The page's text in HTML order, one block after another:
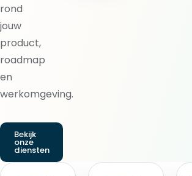
rond
jouw
product,
roadmap
en
werkomgeving.
Bekijk
onze
diensten